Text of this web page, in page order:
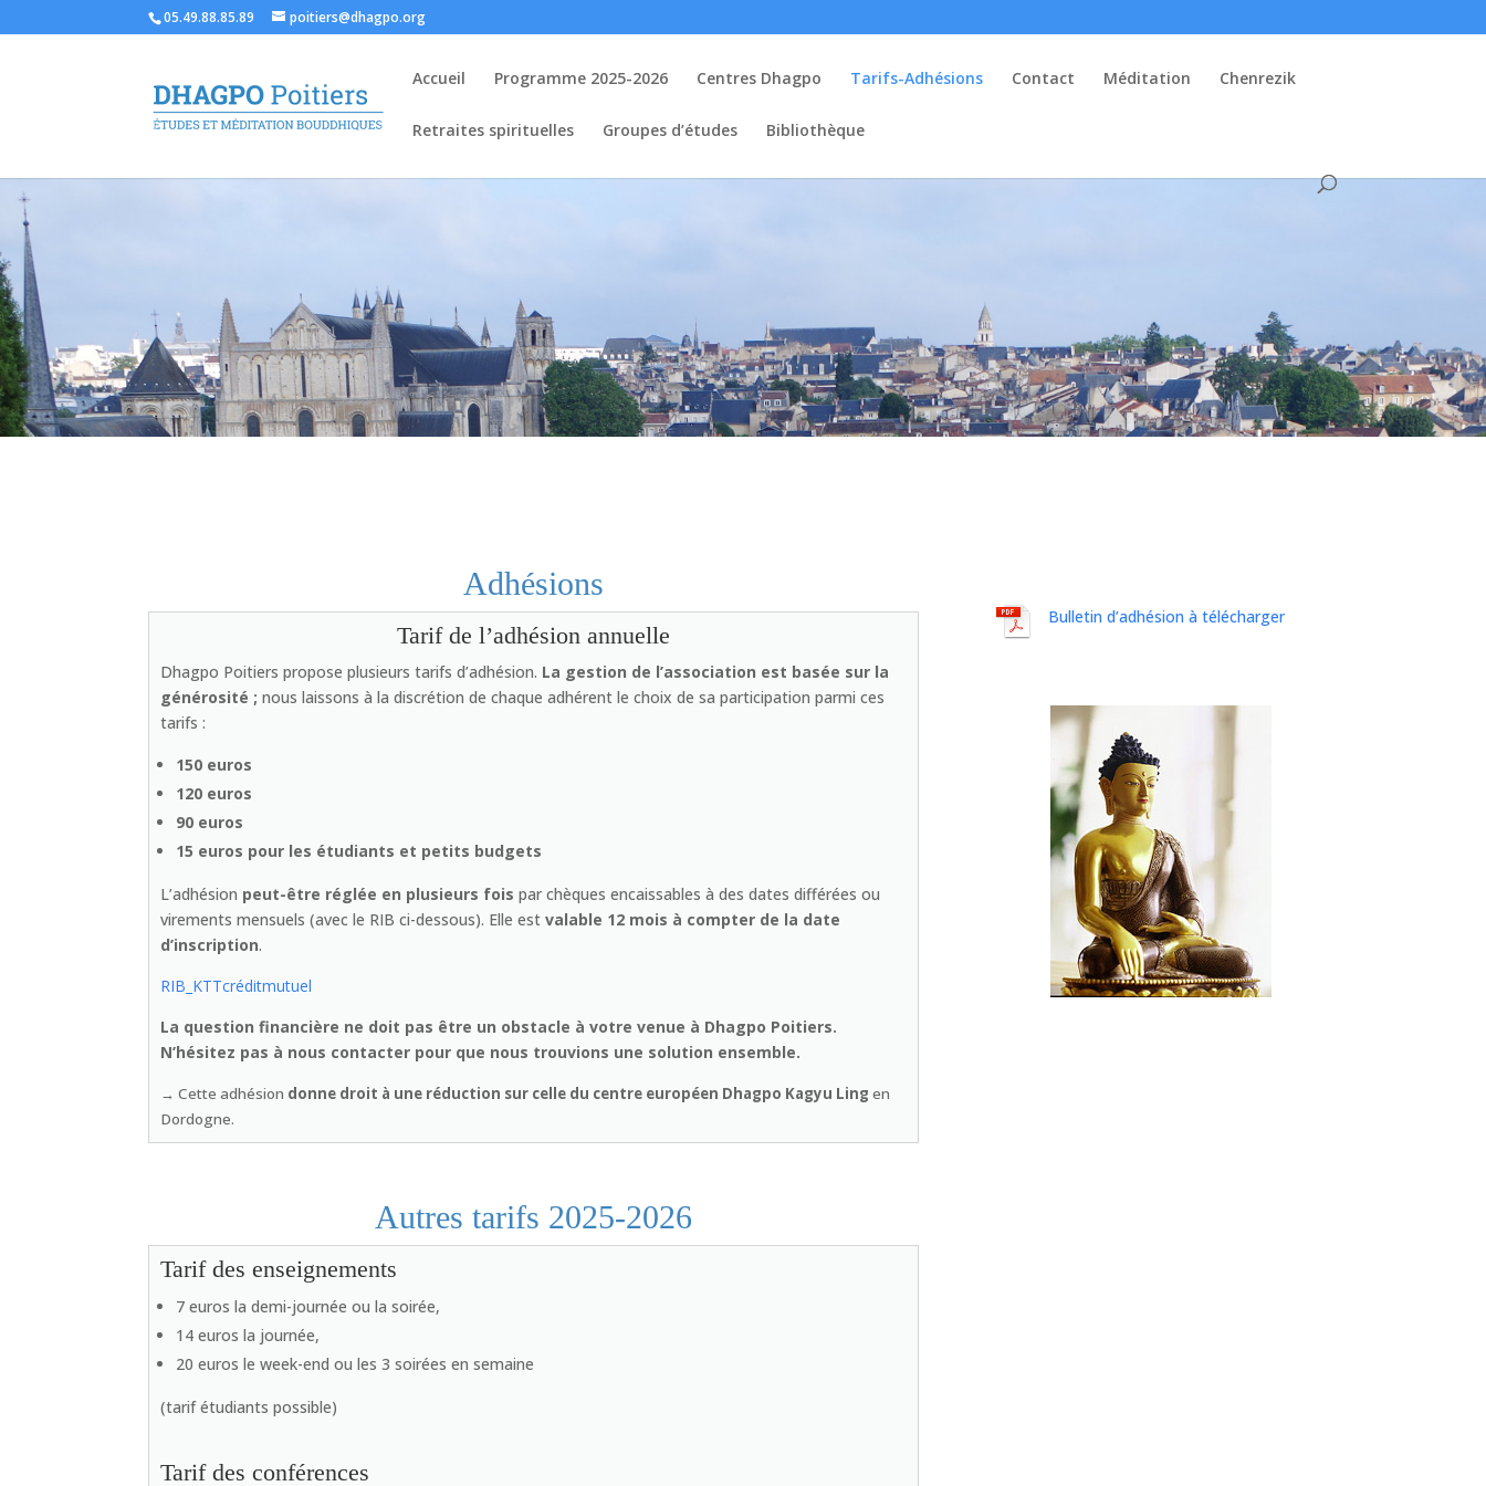
05.49.88.85.89 poitiers@dhagpo.org
Accueil Programme 2025-2026 Centres Dhagpo Tarifs-Adhésions Contact Méditation Chenrezik
Retraites spirituelles Groupes d’études Bibliothèque
Adhésions
Tarif de l’adhésion annuelle
Dhagpo Poitiers propose plusieurs tarifs d’adhésion. La gestion de l’association est basée sur la
générosité ; nous laissons à la discrétion de chaque adhérent le choix de sa participation parmi ces
tarifs :
150 euros
120 euros
90 euros
15 euros pour les étudiants et petits budgets
L’adhésion peut-être réglée en plusieurs fois par chèques encaissables à des dates différées ou
virements mensuels (avec le RIB ci-dessous). Elle estvalable 12 mois à compter de la date
d’inscription.
RIB_KTTcréditmutuel
La question financière ne doit pas être un obstacle à votre venue à Dhagpo Poitiers.
N’hésitez pas à nous contacter pour que nous trouvions une solution ensemble.
→ Cette adhésion donne droit à une réduction sur celle du centre européen Dhagpo Kagyu Ling en
Dordogne.
Autres tarifs 2025-2026
Tarif des enseignements
7 euros la demi-journée ou la soirée,
14 euros la journée,
20 euros le week-end ou les 3 soirées en semaine
(tarif étudiants possible)
Tarif des conférences
Bulletin d’adhésion à télécharger